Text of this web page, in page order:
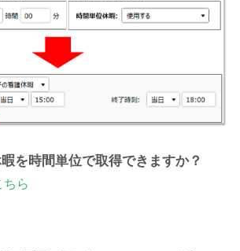
を時間単位で取得できますか？
ら